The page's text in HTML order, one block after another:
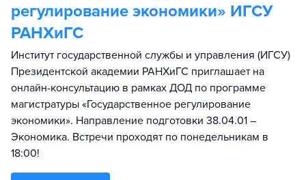
регулирование экономики» ИГСУ
РАНХиГС
Институт государственной службы и управления (ИГСУ)
Президентской академии РАНХиГС приглашает на
онлайн-консультацию в рамках ДОД по программе
магистратуры «Государственное регулирование
экономики». Направление подготовки 38.04.01 –
Экономика. Встречи проходят по понедельникам в
18:00!